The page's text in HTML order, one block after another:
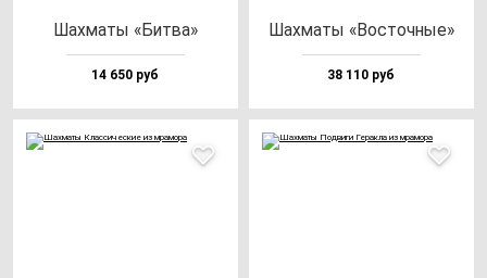
Шах­ма­ты «Бит­ва»
14 650 руб
Шах­ма­ты «Вос­точ­ные»
38 110 руб